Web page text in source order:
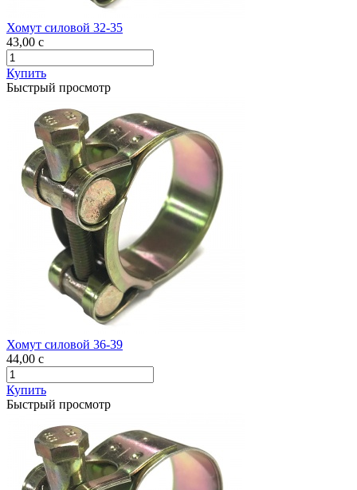
Хомут силовой 32-35
43,00 c
Купить
Быстрый просмотр
Хомут силовой 36-39
44,00 c
Купить
Быстрый просмотр